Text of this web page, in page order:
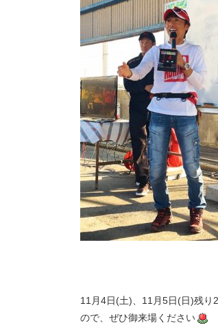
11月4日(土)、11月5日(日)残り
ので、ぜひ御来場ください